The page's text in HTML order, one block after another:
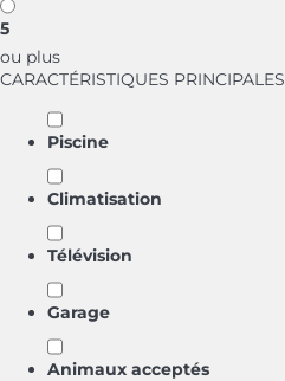
5
ou plus
CARACTÉRISTIQUES PRINCIPALES
Piscine
Climatisation
Télévision
Garage
Animaux acceptés